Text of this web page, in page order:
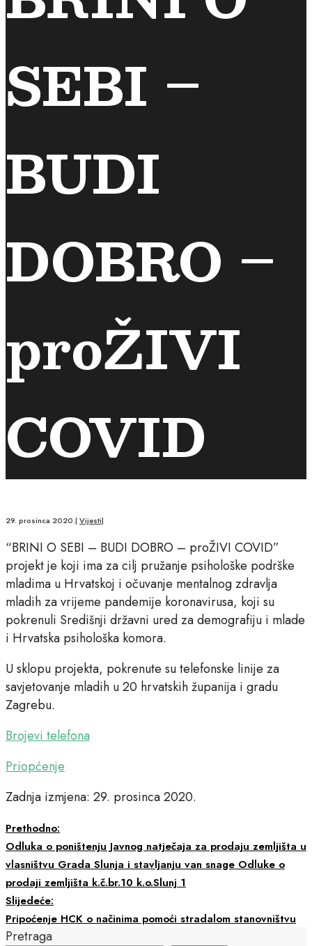
SEBI –
BUDI
DOBRO –
proŽIVI
COVID
29. prosinca 2020.| Vijesti|
“BRINI O SEBI – BUDI DOBRO – proŽIVI COVID”
projekt je koji ima za cilj pružanje psihološke podrške
mladima u Hrvatskoj i očuvanje mentalnog zdravlja
mladih za vrijeme pandemije koronavirusa, koji su
pokrenuli Središnji državni ured za demografiju i mlade
i Hrvatska psihološka komora.
U sklopu projekta, pokrenute su telefonske linije za
savjetovanje mladih u 20 hrvatskih županija i gradu
Zagrebu.
Brojevi telefona
Priopćenje
Zadnja izmjena: 29. prosinca 2020.
Prethodno:
Odluka o poništenju Javnog natječaja za prodaju zemljišta u
vlasništvu Grada Slunja i stavljanju van snage Odluke o
prodaji zemljišta k.č.br.10 k.o.Slunj 1
Slijedeće:
Pripoćenje HCK o načinima pomoći stradalom stanovništvu
Pretraga